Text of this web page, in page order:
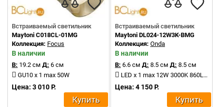
Встраиваемый светильник
Maytoni C018CL-01MG
Коллекция: Focus
В наличии
В: 19.2 см Д: 6 см
GU10 x 1 max 50W
Цена: 3 010 Р.
Купить
Встраиваемый светильник
Maytoni DL024-12W3K-BMG
Коллекция: Onda
В наличии
В: 6.6 см Д: 8.5 см Д: 8.5 см
LED x 1 max 12W 3000K 860Lm
Цена: 4 150 Р.
Купить